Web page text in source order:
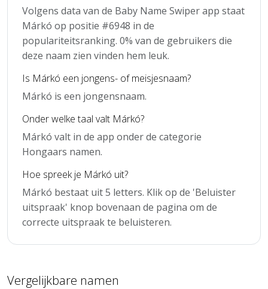
Volgens data van de Baby Name Swiper app staat
Márkó op positie #6948 in de
populariteitsranking. 0% van de gebruikers die
deze naam zien vinden hem leuk.
Is Márkó een jongens- of meisjesnaam?
Márkó is een jongensnaam.
Onder welke taal valt Márkó?
Márkó valt in de app onder de categorie
Hongaars namen.
Hoe spreek je Márkó uit?
Márkó bestaat uit 5 letters. Klik op de 'Beluister
uitspraak' knop bovenaan de pagina om de
correcte uitspraak te beluisteren.
Vergelijkbare namen